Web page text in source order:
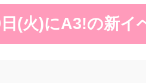
(火)にA3!の新イ